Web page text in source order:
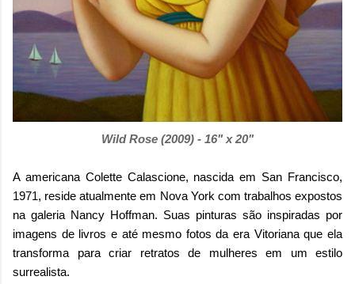
Wild Rose (2009) - 16" x 20"
A americana Colette Calascione, nascida em San Francisco,
1971, reside atualmente em Nova York com trabalhos expostos
na galeria Nancy Hoffman. Suas pinturas são inspiradas por
imagens de livros e até mesmo fotos da era Vitoriana que ela
transforma para criar retratos de mulheres em um estilo
surrealista.